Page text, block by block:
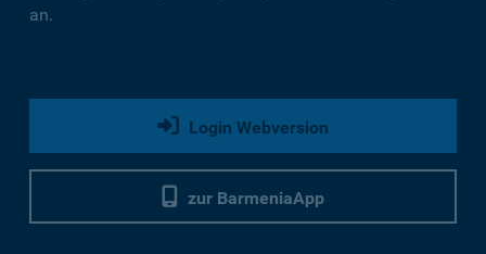
an.
Login Webversion
zur BarmeniaApp